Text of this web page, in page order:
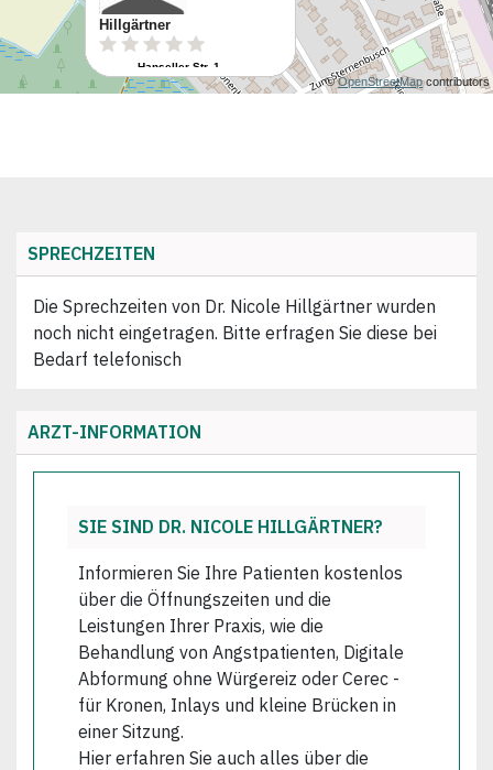
SPRECHZEITEN
Die Sprechzeiten von Dr. Nicole Hillgärtner wurden
noch nicht eingetragen. Bitte erfragen Sie diese bei
Bedarf telefonisch
ARZT-INFORMATION
SIE SIND DR. NICOLE HILLGÄRTNER?
Informieren Sie Ihre Patienten kostenlos
über die Öffnungszeiten und die
Leistungen Ihrer Praxis, wie die
Behandlung von Angstpatienten, Digitale
Abformung ohne Würgereiz oder Cerec -
für Kronen, Inlays und kleine Brücken in
einer Sitzung.
Hier erfahren Sie auch alles über die